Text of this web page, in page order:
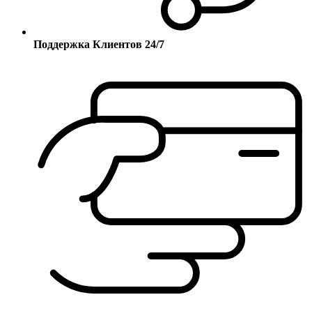
Поддержка Клиентов 24/7